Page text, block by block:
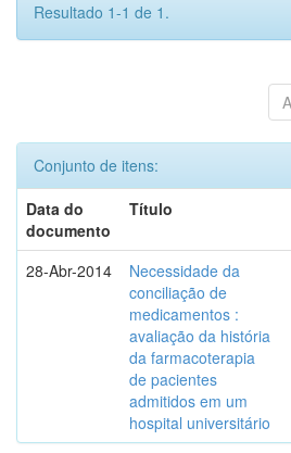
Resultado 1-1 de 1.
Conjunto de itens:
Data do
documento
Título
28-Abr-2014
Necessidade da
conciliação de
medicamentos :
avaliação da história
da farmacoterapia
de pacientes
admitidos em um
hospital universitário